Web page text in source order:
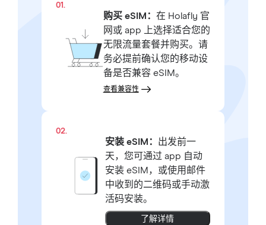
01.
购买 eSIM： 在 Holafly 官
网或 app 上选择适合您的
无限流量套餐并购买。请
务必提前确认您的移动设
备是否兼容 eSIM。
查看兼容性
02.
安装 eSIM： 出发前一
天，您可通过 app 自动
安装 eSIM，或使用邮件
中收到的二维码或手动激
活码安装。
了解详情